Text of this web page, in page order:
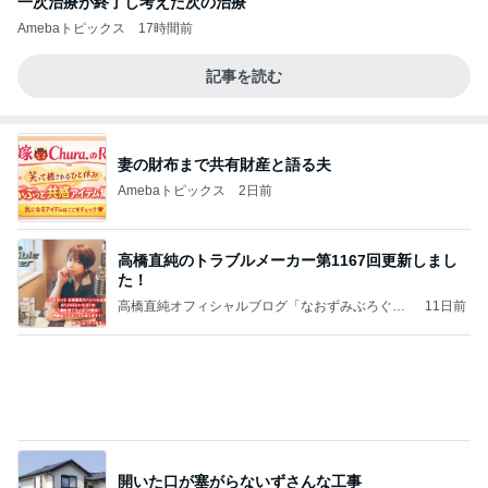
Amebaトピックス 17時間前
記事を読む
妻の財布まで共有財産と語る夫
Amebaトピックス 2日前
高橋直純のトラブルメーカー第1167回更新しまし
た！
高橋直純オフィシャルブログ「なおずみぶろぐ」
11日前
アンジャ児嶋さん相葉ちゃんと食事で紹介された仲